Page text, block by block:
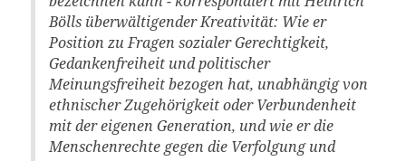
Bölls überwältigender Kreativität: Wie er
Position zu Fragen sozialer Gerechtigkeit,
Gedankenfreiheit und politischer
Meinungsfreiheit bezogen hat, unabhängig von
ethnischer Zugehörigkeit oder Verbundenheit
mit der eigenen Generation, und wie er die
Menschenrechte gegen die Verfolgung und